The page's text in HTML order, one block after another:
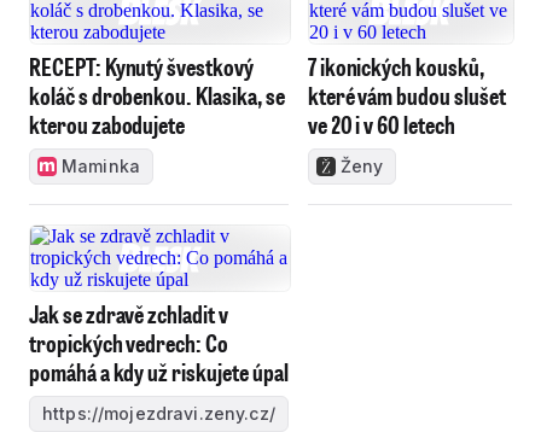
RECEPT: Kynutý švestkový
koláč s drobenkou. Klasika, se
kterou zabodujete
Maminka
7 ikonických kousků,
které vám budou slušet
ve 20 i v 60 letech
Ženy
Jak se zdravě zchladit v
tropických vedrech: Co
pomáhá a kdy už riskujete úpal
https://mojezdravi.zeny.cz/